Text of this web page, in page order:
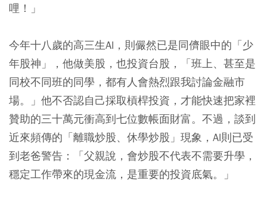
哩！」
今年十八歲的高三生Al，則儼然已是同儕眼中的「少
年股神」，他做美股，也投資台股，「班上、甚至是
同校不同班的同學，都有人會熱烈跟我討論金融市
場。」他不否認自己採取槓桿投資，才能快速把家裡
贊助的三十萬元衝高到七位數帳面財富。不過，談到
近來頻傳的「離職炒股、休學炒股」現象，Al則已受
到老爸警告：「父親說，會炒股不代表不需要升學，
穩定工作帶來的現金流，是重要的投資底氣。」